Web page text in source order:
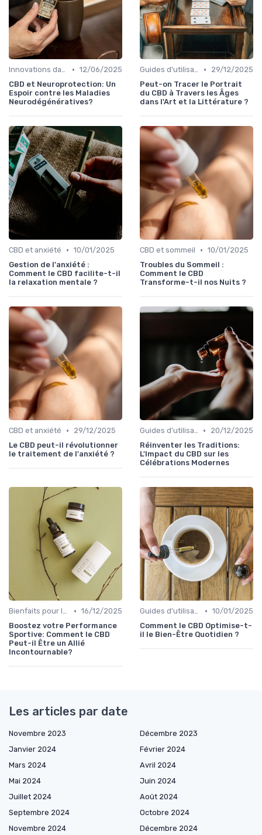
Innovations dans le CBD • 12/06/2025
CBD et Neuroprotection: Un
Espoir contre les Maladies
Neurodégénératives?
Guides d'utilisation •
29/12/2025
Peut-on Tracer le Portrait
du CBD à Travers les Âges
dans l'Art et la Littérature ?
CBD et anxiété • 10/01/2025
Gestion de l'anxiété :
Comment le CBD facilite-t-il
la relaxation mentale ?
CBD et sommeil • 10/01/2025
Troubles du Sommeil :
Comment le CBD
Transforme-t-il nos Nuits ?
CBD et anxiété •
29/12/2025
Le CBD peut-il révolutionner
le traitement de l'anxiété ?
Guides d'utilisation •
20/12/2025
Réinventer les Traditions:
L'Impact du CBD sur les
Célébrations Modernes
Bienfaits pour la santé • 16/12/2025
Boostez votre Performance
Sportive: Comment le CBD
Peut-il Être un Allié
Incontournable?
Guides d'utilisation • 10/01/2025
Comment le CBD Optimise-t-
il le Bien-Être Quotidien ?
Les articles par date
Novembre 2023
Décembre 2023
Janvier 2024
Février 2024
Mars 2024
Avril 2024
Mai 2024
Juin 2024
Juillet 2024
Août 2024
Septembre 2024
Octobre 2024
Novembre 2024
Décembre 2024